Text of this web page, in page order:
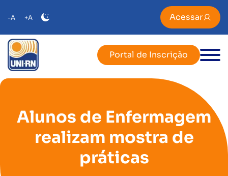
-A +A Acessar
Portal de Inscrição
Alunos de Enfermagem
realizam mostra de
práticas